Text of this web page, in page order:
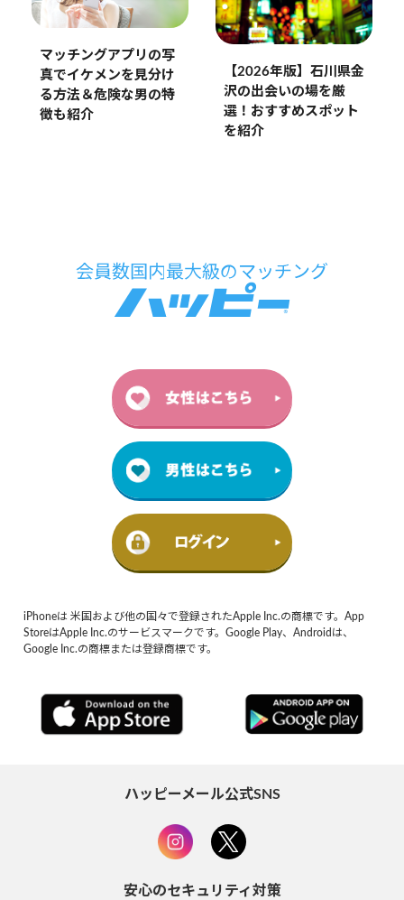
マッチングアプリの写
真でイケメンを見分け
る方法＆危険な男の特
徴も紹介
【2026年版】石川県金
沢の出会いの場を厳
選！おすすめスポット
を紹介
iPhoneは 米国および他の国々で登録されたApple Inc.の商標です。App
StoreはApple Inc.のサービスマークです。Google Play、Androidは、
Google Inc.の商標または登録商標です。
ハッピーメール公式SNS
安心のセキュリティ対策